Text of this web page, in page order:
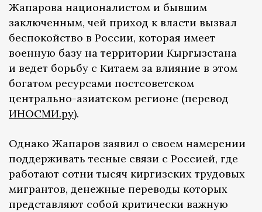
Жапарова националистом и бывшим
заключенным, чей приход к власти вызвал
беспокойство в России, которая имеет
военную базу на территории Кыргызстана
и ведет борьбу с Китаем за влияние в этом
богатом ресурсами постсоветском
центрально-азиатском регионе (перевод
ИНОСМИ.ру).
Однако Жапаров заявил о своем намерении
поддерживать тесные связи с Россией, где
работают сотни тысяч киргизских трудовых
мигрантов, денежные переводы которых
представляют собой критически важную